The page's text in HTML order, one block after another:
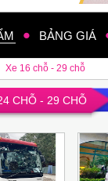
BẢNG GIÁ
Xe 16 chỗ - 29 chỗ
CHỖ - 29 CHỖ